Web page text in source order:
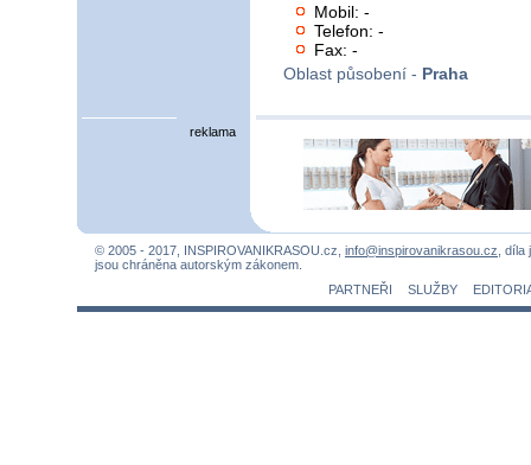
Mobil: -
Telefon: -
Fax: -
Oblast působení - Praha
reklama
© 2005 - 2017, INSPIROVANIKRASOU.cz, info@inspirovanikrasou.cz ,
jsou chráněna autorským zákonem.
PARTNEŘI
SLUŽBY